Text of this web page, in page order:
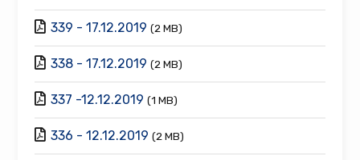
339 - 17.12.2019 (2 MB)
338 - 17.12.2019 (2 MB)
337 -12.12.2019 (1 MB)
336 - 12.12.2019 (2 MB)